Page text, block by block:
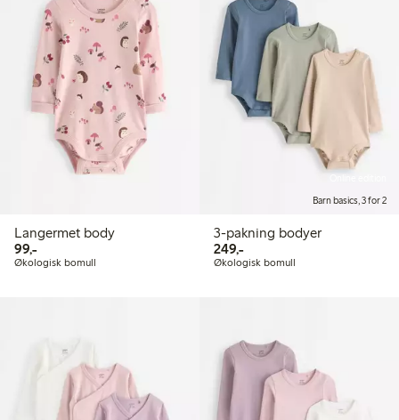
Langermet body
99,-99,00 kr
Økologisk bomull
Barn basics, 3 for 2
3-pakning bodyer
249,-249,00 kr
Økologisk bomull